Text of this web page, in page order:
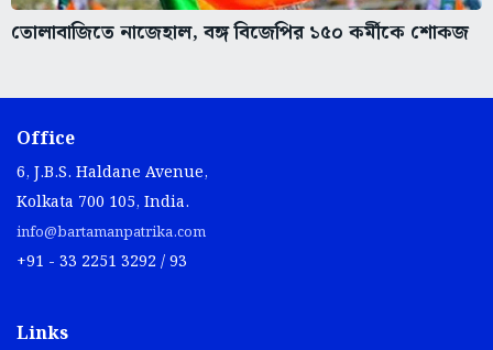
তোলাবাজিতে নাজেহাল, বঙ্গ বিজেপির ১৫০ কর্মীকে শোকজ
Office
6, J.B.S. Haldane Avenue,
Kolkata 700 105, India.
info@bartamanpatrika.com
+91 - 33 2251 3292 / 93
Links